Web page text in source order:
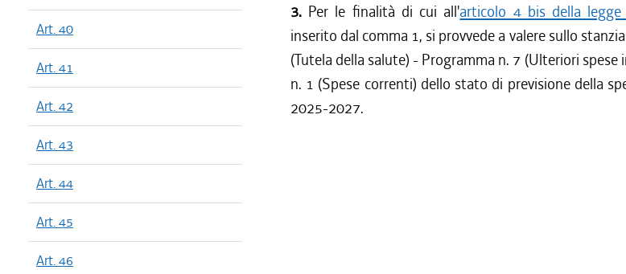
Art. 40
Art. 41
Art. 42
Art. 43
Art. 44
Art. 45
Art. 46
3. Per le finalità di cui all'articolo 4 bis della
inserito dal comma 1, si provvede a valere sullo
(Tutela della salute) - Programma n. 7 (Ulteriori
n. 1 (Spese correnti) dello stato di previsione della
2025-2027.